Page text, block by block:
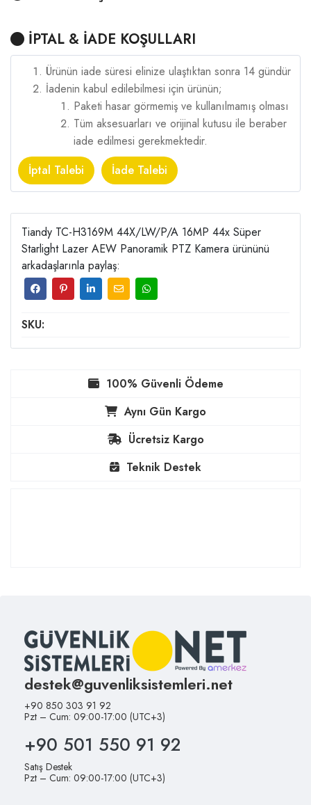
İPTAL & İADE KOŞULLARI
Ürünün iade süresi elinize ulaştıktan sonra 14 gündür
İadenin kabul edilebilmesi için ürünün;
Paketi hasar görmemiş ve kullanılmamış olması
Tüm aksesuarları ve orijinal kutusu ile beraber
iade edilmesi gerekmektedir.
İptal Talebi
İade Talebi
Tiandy TC-H3169M 44X/LW/P/A 16MP 44x Süper
Starlight Lazer AEW Panoramik PTZ Kamera ürününü
arkadaşlarınla paylaş:
SKU:
100% Güvenli Ödeme
Aynı Gün Kargo
Ücretsiz Kargo
Teknik Destek
destek@guvenliksistemleri.net
+90 850 303 91 92
Pzt – Cum: 09:00-17:00 (UTC+3)
+90 501 550 91 92
Satış Destek
Pzt – Cum: 09:00-17:00 (UTC+3)